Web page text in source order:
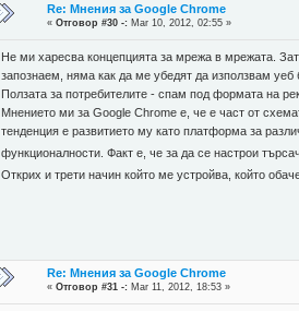
Re: Мнения за Google Chrome
«Отговор #30 -: Mar 10, 2012, 02:55 »
Не ми харесва концепцията за мрежа в мрежата.
запознаем, няма как да ме убедят да използвам
Ползата за потребителите - спам под формата на
Мнението ми за Google Chrome е, че е част от
тенденция е развитието му като платформа за
функционалности. Факт е, че за да се настрои
Открих и трети начин който ме устройва, който
Re: Мнения за Google Chrome
«Отговор #31 -: Mar 11, 2012, 18:53 »